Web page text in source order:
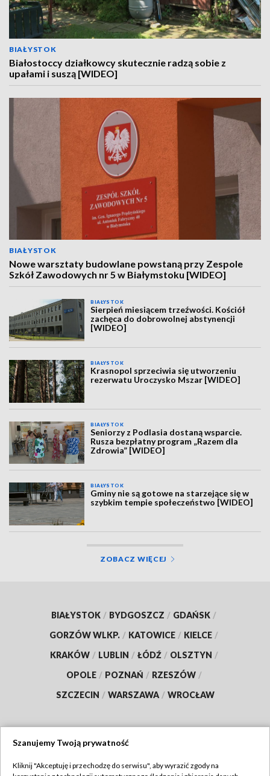
BIAŁYSTOK
Białostoccy działkowcy skutecznie radzą sobie z
upałami i suszą [WIDEO]
BIAŁYSTOK
Nowe warsztaty budowlane powstaną przy Zespole
Szkół Zawodowych nr 5 w Białymstoku [WIDEO]
BIAŁYSTOK
Sierpień miesiącem trzeźwości. Kościół
zachęca do dobrowolnej abstynencji
[WIDEO]
BIAŁYSTOK
Krasnopol sprzeciwia się utworzeniu
rezerwatu Uroczysko Mszar [WIDEO]
BIAŁYSTOK
Seniorzy z Podlasia dostaną wsparcie.
Rusza bezpłatny program „Razem dla
Zdrowia” [WIDEO]
BIAŁYSTOK
Gminy nie są gotowe na starzejące się w
szybkim tempie społeczeństwo [WIDEO]
ZOBACZ WIĘCEJ
BIAŁYSTOK / BYDGOSZCZ / GDAŃSK /
GORZÓW WLKP. / KATOWICE / KIELCE /
KRAKÓW / LUBLIN / ŁÓDŹ / OLSZTYN /
OPOLE / POZNAŃ / RZESZÓW /
SZCZECIN / WARSZAWA / WROCŁAW
Szanujemy Twoją prywatność
Kliknij "Akceptuję i przechodzę do serwisu", aby wyrazić zgody na